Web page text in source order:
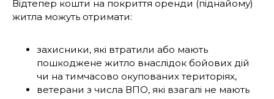
Відтепер кошти на покриття оренди (піднайому)
житла можуть отримати:
захисники, які втратили або мають
пошкоджене житло внаслідок бойових дій
чи на тимчасово окупованих територіях,
ветерани з числа ВПО, які взагалі не мають